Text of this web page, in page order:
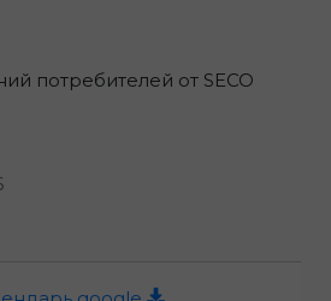
потребителей от SECO